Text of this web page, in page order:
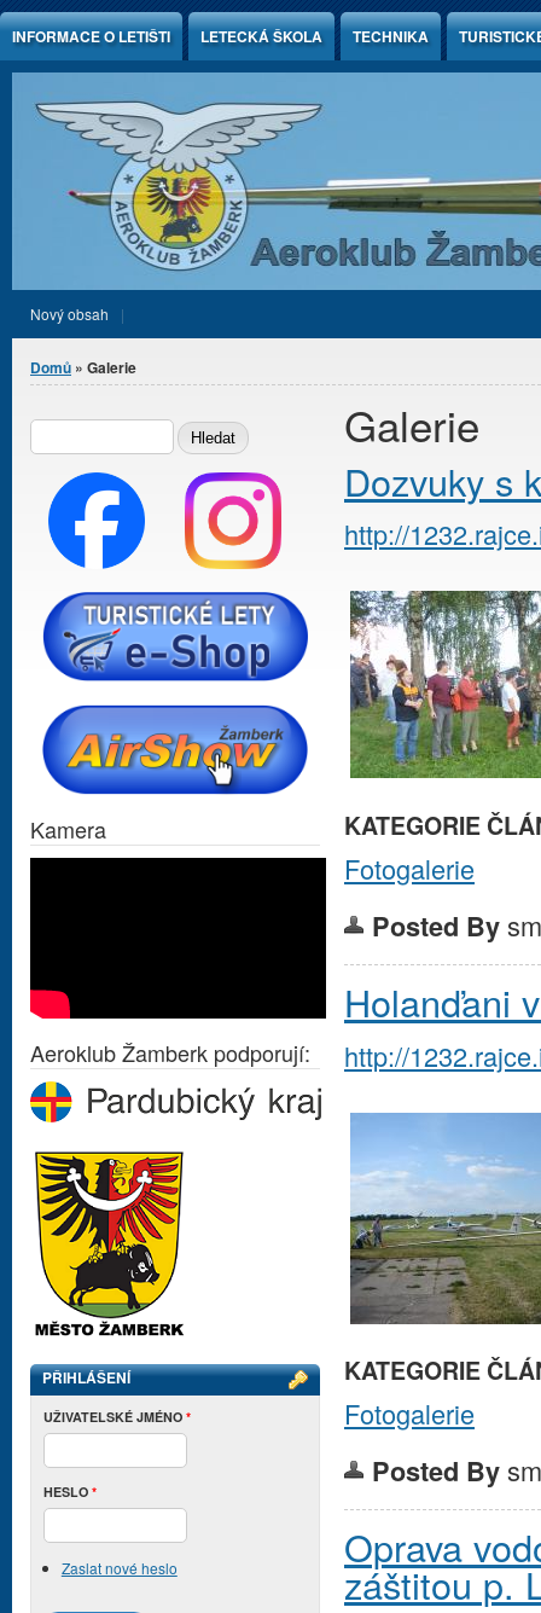
Jump to Content
INFORMACE O LETIŠTI LETECKÁ ŠKOLA TECHNIKA
Nový obsah
Jste zde
Domů » Galerie
Galerie
Dozvuky s
http://
KATEGORIE
Fotogalerie
Posted By
Holanďani
http://
KATEGORIE
Fotogalerie
Posted By
Oprava
záštitou p.
Vyhledávání
Kamera
Aeroklub Žamberk podporují:
PŘIHLÁŠENÍ
UŽIVATELSKÉ JMÉNO *
HESLO *
Zaslat nové heslo